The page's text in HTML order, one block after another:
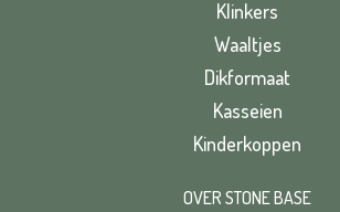
Klinkers
Waaltjes
Dikformaat
Kasseien
Kinderkoppen
OVER STONE BASE